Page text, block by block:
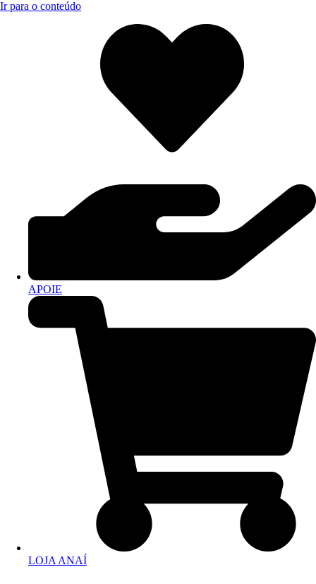
Ir para o conteúdo
APOIE
LOJA ANAÍ